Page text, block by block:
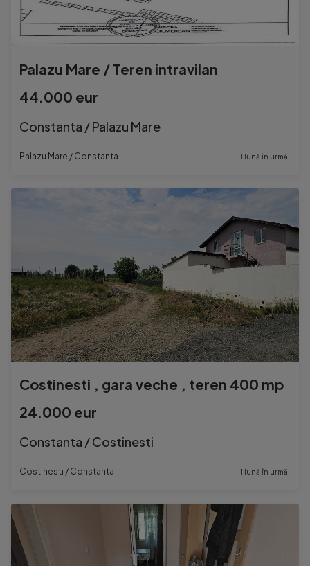
Palazu Mare / Teren intravilan
44.000 eur
Constanta / Palazu Mare
Palazu Mare / Constanta 1 lună în urmă
Costinesti , gara veche , teren 400 mp
24.000 eur
Constanta / Costinesti
Costinesti / Constanta 1 lună în urmă